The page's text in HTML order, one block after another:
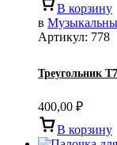
В корзину
в
Артикул: 778
Треугольник Т7
400,00 ₽
В корзину